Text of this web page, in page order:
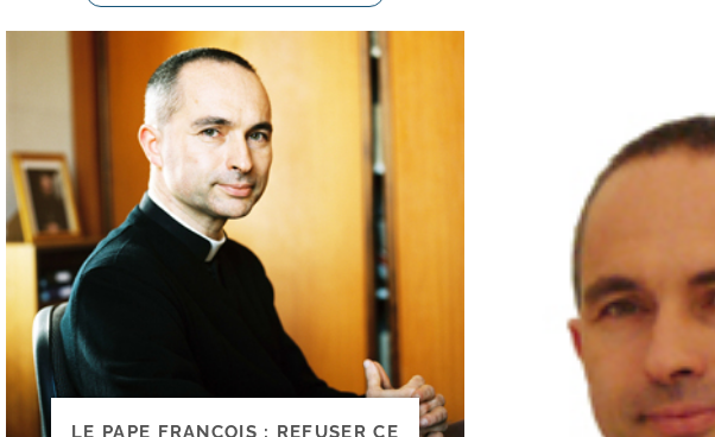
LE PAPE FRANÇOIS ; REFUSER CE